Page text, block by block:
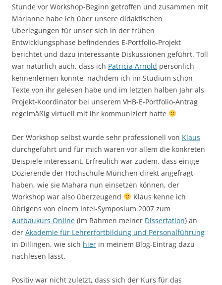
Stunde vor Workshop-Beginn getroffen und zusammen mit
Marianne habe ich über unsere didaktischen
Überlegungen für unser sich in der frühen
Entwicklungsphase befindendes E-Portfolio-Projekt
berichtet und dazu interessante Diskussionen geführt. Toll
war natürlich auch, dass ich Patricia Arnold persönlich
kennenlernen konnte, nachdem ich im Studium schon
Texte von ihr gelesen habe und im letzten halben Jahr als
Projekt-Koordinator bei unserem VHB-E-Portfolio-Antrag
regelmäßig virtuell mit ihr kommuniziert hatte
Der Workshop selbst wurde sehr professionell von Klaus
durchgeführt und für mich waren vor allem die konkreten
Beispiele interessant. Erfreulich war zudem, dass einige
Dozierende der Hochschule München direkt angefragt
haben, wie sie Mahara nun einsetzen können, der
Workshop war also überzeugend
Klaus kenne ich
übrigens von einem Intel-Symposium 2007 zum
Aufbaukurs Online (im Rahmen meiner Dissertation) an
der Akademie für Lehrerfortbildung und Personalführung
in Dillingen, wie sich hier in meinem Blog-Eintrag dazu
nachlesen lässt.
Positiv war nicht zuletzt, dass sich der Kurs für das